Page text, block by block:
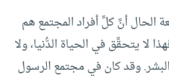
الحال أنَّ كلَّ أفراد المجتمع هم
لا يتحقَّق في الحياة الدُّنيا، ولا
وقد كان في مجتمع الرسول